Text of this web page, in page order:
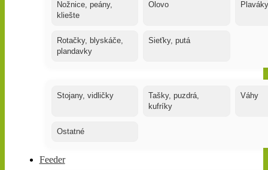
Nožnice, peány,
kliešte
Olovo Plaváky
Rotačky, blyskáče,
plandavky
Sieťky, putá
Stojany, vidličky
Tašky, puzdrá,
kufríky
Váhy
Ostatné
Feeder